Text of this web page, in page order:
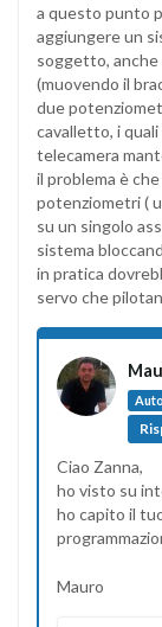
a questo punto
aggiungere un
soggetto, anche
(muovendo il
due
cavalletto, i
telecamera
il problema è
potenziometri (
su un singolo
sistema
in pratica
servo che
Ciao Zanna,
ho visto su
ho capito il
Mauro